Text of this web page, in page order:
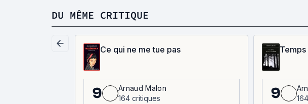
DU MÊME CRITIQUE
Ce qui ne me tue pas
9
Arnaud Malon
164 critiques
9